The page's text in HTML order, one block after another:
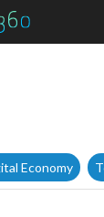
Economy